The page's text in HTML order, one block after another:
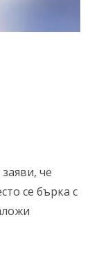
че
се бърка с